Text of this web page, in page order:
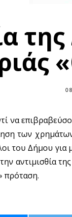
να
των
του Δήμου για
αντιμισθία
πρόταση.